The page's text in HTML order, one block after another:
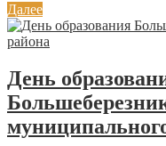
Далее
День